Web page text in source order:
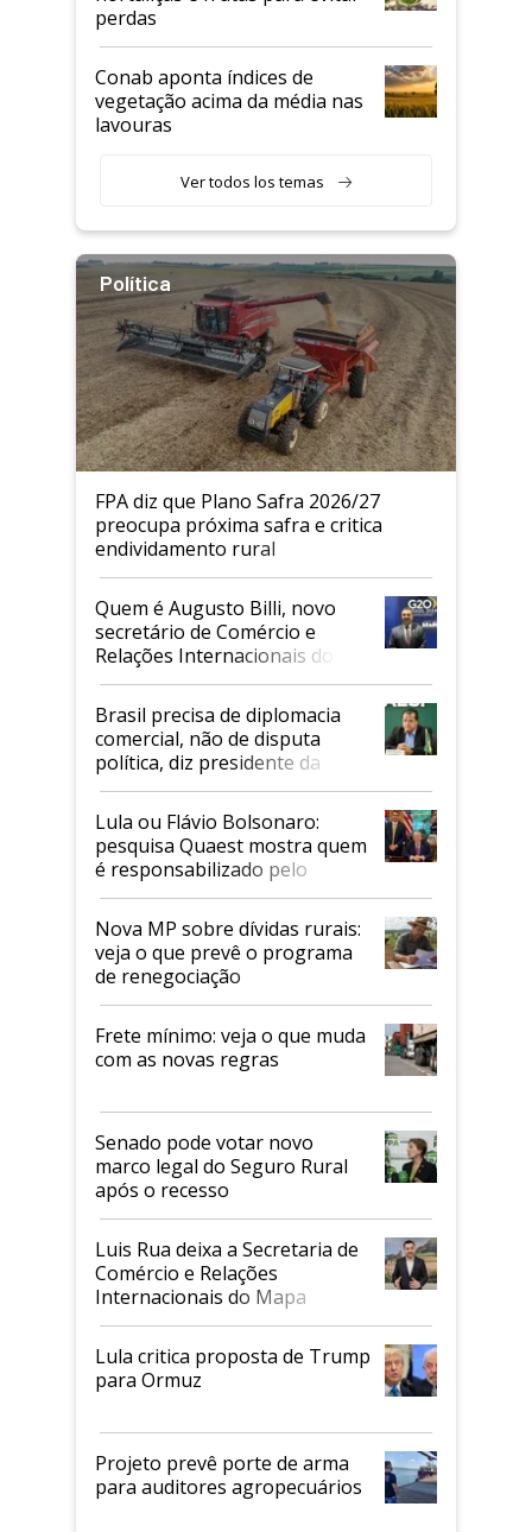
perdas
Conab aponta índices de
vegetação acima da média nas
lavouras
Ver todos los temas
Política
FPA diz que Plano Safra 2026/27
preocupa próxima safra e critica
endividamento rural
Quem é Augusto Billi, novo
secretário de Comércio e
Relações Internacionais do
Mapa
Brasil precisa de diplomacia
comercial, não de disputa
política, diz presidente da
Faesp
Lula ou Flávio Bolsonaro:
pesquisa Quaest mostra quem
é responsabilizado pelo
tarifaço dos EUA
Nova MP sobre dívidas rurais:
veja o que prevê o programa
de renegociação
Frete mínimo: veja o que muda
com as novas regras
Senado pode votar novo
marco legal do Seguro Rural
após o recesso
Luis Rua deixa a Secretaria de
Comércio e Relações
Internacionais do Mapa
Lula critica proposta de Trump
para Ormuz
Projeto prevê porte de arma
para auditores agropecuários